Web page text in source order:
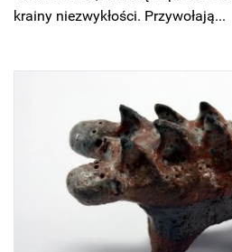
krainy niezwykłości. Przywołają...